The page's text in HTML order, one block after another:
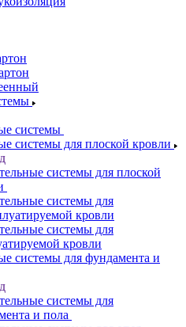
системы
системы для плоской кровли
системы для плоской
системы для
кровли
системы для
кровли
системы для фундамента и
системы для
и пола